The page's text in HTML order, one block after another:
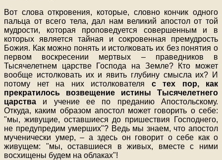
Вот слова откровения, которые, словно кончик одного
пальца от всего тела, дал нам великий апостол от той
мудрости, которая проповедуется совершенным и в
которых является тайная и сокровенная премудрость
Божия. Как можно понять и истолковать их без понятия о
первом воскресении мертвых – праведников в
Тысячелетнем царстве Господа на Земле? Кто может
вообще истолковать их и явить глубину смысла их? И
потому нет на них истолкователя с тех пор, как
прекратилось возвещение истины Тысячелетнего
царства и учение ее по преданию Апостольскому.
Откуда, каким образом апостол может говорить о себе:
"мы, живущие, оставшиеся до пришествия Господнего,
не предупредим умерших"? Ведь мы знаем, что апостол
мученически умер, – а здесь он говорит о себе как о
живущем: "мы, оставшиеся в живых, вместе с ними
восхищены будем на облаках"!